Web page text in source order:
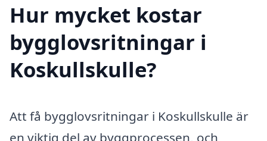
Hur mycket kostar
bygglovsritningar i
Koskullskulle?
Att få bygglovsritningar i Koskullskulle är
en viktig del av byggprocessen, och